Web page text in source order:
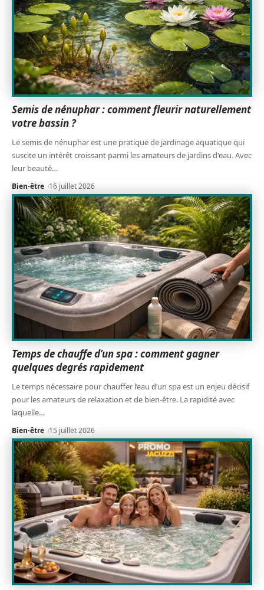
Semis de nénuphar : comment fleurir naturellement
votre bassin ?
Le semis de nénuphar est une pratique de jardinage aquatique qui
suscite un intérêt croissant parmi les amateurs de jardins d'eau. Avec
leur beauté…
Bien-être 16 juillet 2026
Temps de chauffe d’un spa : comment gagner
quelques degrés rapidement
Le temps nécessaire pour chauffer l’eau d’un spa est un enjeu décisif
pour les amateurs de relaxation et de bien-être. La rapidité avec
laquelle…
Bien-être 15 juillet 2026